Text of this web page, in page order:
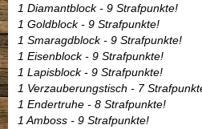
1 Diamantblock - 9 Strafpunkte!
1 Goldblock - 9 Strafpunkte!
1 Smaragdblock - 9 Strafpunkte!
1 Eisenblock - 9 Strafpunkte!
1 Lapisblock - 9 Strafpunkte!
1 Verzauberungstisch - 7
1 Endertruhe - 8 Strafpunkte!
1 Amboss - 9 Strafpunkte!